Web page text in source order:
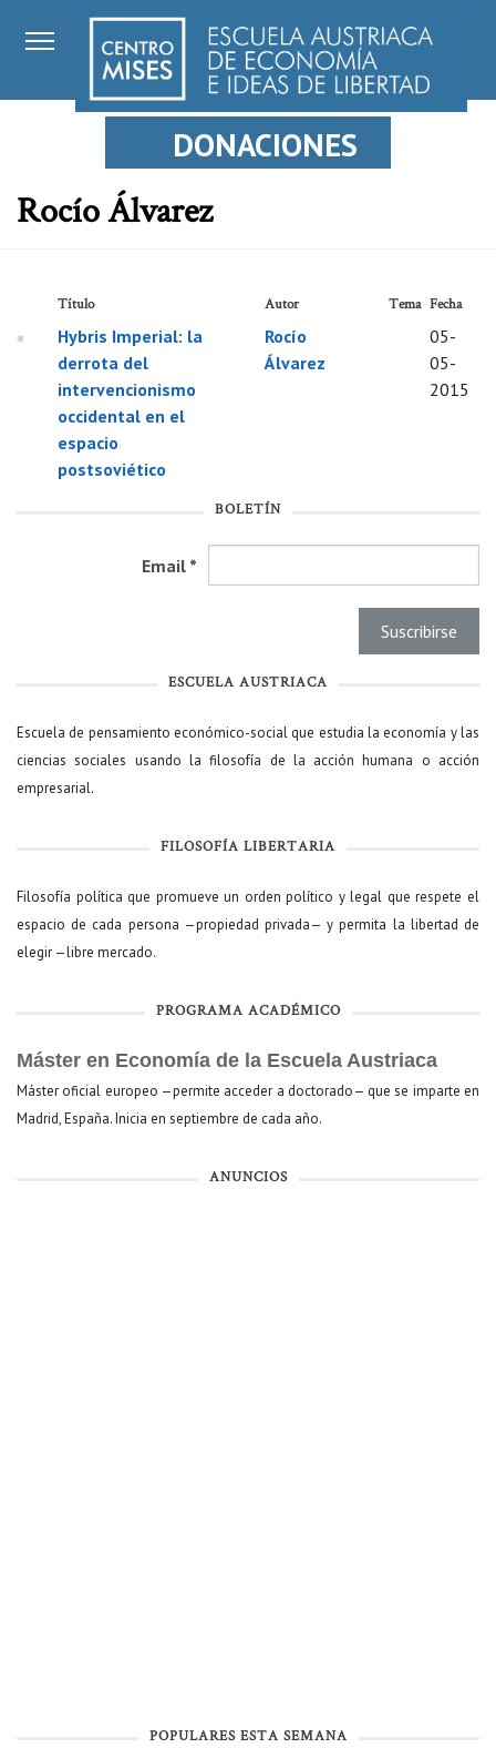
DONACIONES
Rocío Álvarez
Título Autor Tema Fecha
Hybris Imperial: la
derrota del
intervencionismo
occidental en el
espacio
postsoviético
Rocío
Álvarez
05-
05-
2015
BOLETÍN
Email *
ESCUELA AUSTRIACA
Escuela de pensamiento económico-social que estudia la economía y las
ciencias sociales usando la filosofía de la acción humana o acción
empresarial.
FILOSOFÍA LIBERTARIA
Filosofía política que promueve un orden político y legal que respete el
espacio de cada persona —propiedad privada— y permita la libertad de
elegir —libre mercado.
PROGRAMA ACADÉMICO
Máster en Economía de la Escuela Austriaca
Máster oficial europeo —permite acceder a doctorado— que se imparte en
Madrid, España. Inicia en septiembre de cada año.
ANUNCIOS
POPULARES ESTA SEMANA